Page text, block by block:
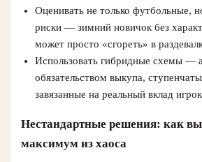
Оценивать не только футбольные,
риски — зимний новичок без
может просто «сгореть» в
Использовать гибридные схемы —
обязательством выкупа,
завязанные на реальный вклад
Нестандартные решения: как
максимум из хаоса